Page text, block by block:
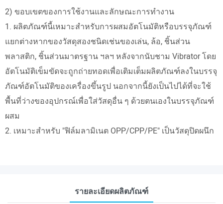
2) ขอบเขตของการใช้งานและลักษณะการทำงาน
1. ผลิตภัณฑ์นี้เหมาะสำหรับการผสมอัตโนมัติหรือบรรจุภัณฑ์
แยกต่างหากของวัสดุสองชนิดเช่นของเล่น, ล้อ, ชิ้นส่วน
พลาสติก, ชิ้นส่วนมาตรฐาน ฯลฯ หลังจากนับชาม Vibrator โดย
อัตโนมัติเข็มขัดจะถูกถ่ายทอดเพื่อเติมเต็มผลิตภัณฑ์ลงในบรรจุ
ภัณฑ์อัตโนมัติของเครื่องขึ้นรูป นอกจากนี้ยังเป็นไปได้ที่จะใช้
พื้นที่ว่างของอุปกรณ์เพื่อใส่วัสดุอื่น ๆ ด้วยตนเองในบรรจุภัณฑ์
ผสม
2. เหมาะสำหรับ "ฟิล์มลามิเนต OPP/CPP/PE" เป็นวัสดุปิดผนึก
รายละเอียดผลิตภัณฑ์